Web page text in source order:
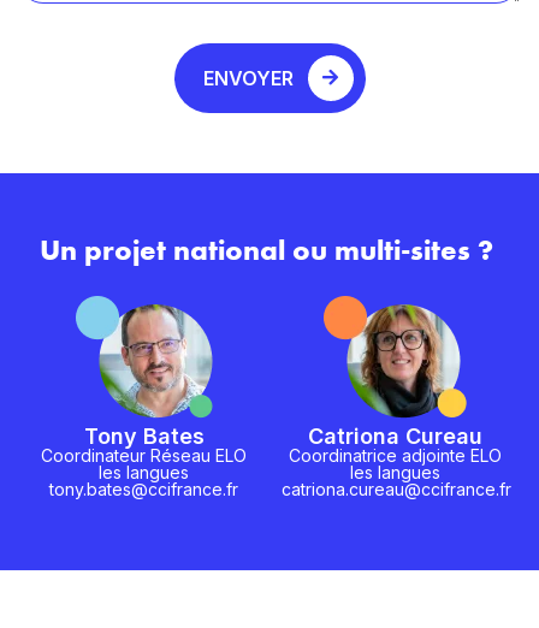
ENVOYER
Un projet national ou multi-sites ?
Tony Bates
Coordinateur Réseau ELO
les langues
tony.bates@ccifrance.fr
Catriona Cureau
Coordinatrice adjointe ELO
les langues
catriona.cureau@ccifrance.fr